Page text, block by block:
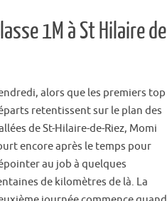
1M à St Hilaire de
alors que les premiers top
retentissent sur le plan des
de St-Hilaire-de-Riez, Momi
encore après le temps pour
au job à quelques
de kilomètres de là. La